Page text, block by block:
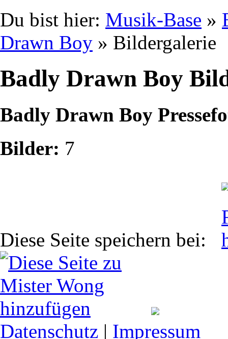
Du bist hier: Musik-Base »
Drawn Boy » Bildergalerie
Badly Drawn Boy
Badly Drawn Boy
Bilder: 7
Diese Seite speichern bei:
Datenschutz | Impressum